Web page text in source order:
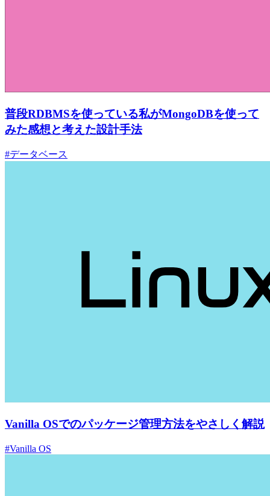
普段RDBMSを使っている私がMongoDBを使って
みた感想と考えた設計手法
#データベース
Vanilla OSでのパッケージ管理方法をやさしく解説
#Vanilla OS